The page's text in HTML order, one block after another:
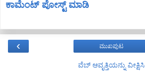
ಕಾಮೆಂಟ್‌‌ ಪೋಸ್ಟ್‌ ಮಾಡಿ
‹ ಮುಖಪುಟ
ವೆಬ್‌ ಆವೃತ್ತಿಯನ್ನು ವೀಕ್ಷಿಸಿ